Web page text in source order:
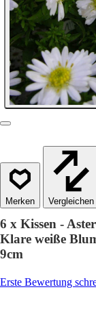
Vergleichen
6 x Kissen -
Klare weiße
9cm
Erste Bewertung